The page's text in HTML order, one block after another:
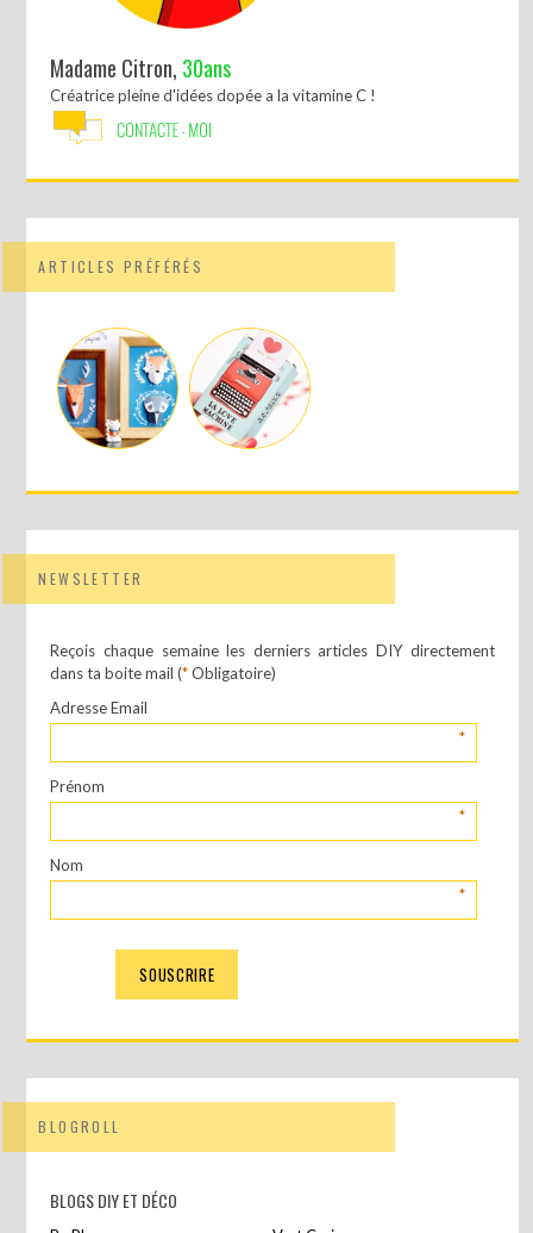
Madame Citron, 30ans
Créatrice pleine d'idées dopée a la vitamine C !
ARTICLES PRÉFÉRÉS
NEWSLETTER
Reçois chaque semaine les derniers articles DIY directement
dans ta boite mail (*Obligatoire)
Adresse Email
*
Prénom
*
Nom
*
BLOGROLL
BLOGS DIY ET DÉCO